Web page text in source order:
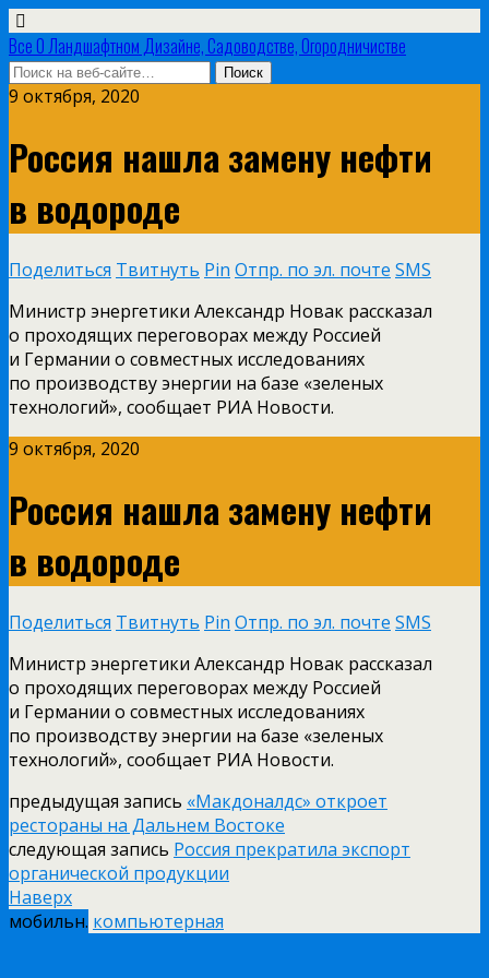
Все О Ландшафтном Дизайне, Садоводстве, Огородничистве
9 октября, 2020
Россия нашла замену нефти
в водороде
Поделиться Твитнуть Pin Отпр. по эл. почте SMS
Министр энергетики Александр Новак рассказал
о проходящих переговорах между Россией
и Германии о совместных исследованиях
по производству энергии на базе «зеленых
технологий», сообщает РИА Новости.
9 октября, 2020
Россия нашла замену нефти
в водороде
Поделиться Твитнуть Pin Отпр. по эл. почте SMS
Министр энергетики Александр Новак рассказал
о проходящих переговорах между Россией
и Германии о совместных исследованиях
по производству энергии на базе «зеленых
технологий», сообщает РИА Новости.
предыдущая запись «Макдоналдс» откроет
рестораны на Дальнем Востоке
следующая запись Россия прекратила экспорт
органической продукции
Наверх
мобильн. компьютерная